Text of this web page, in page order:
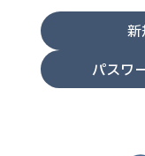
新
パスワ